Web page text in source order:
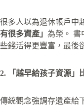
很多人以為退休帳戶中
有很多資產」 為榮。 書
些錢活得更豐富，最後
2. 「越早給孩子資源」
傳統觀念強調存遺產給